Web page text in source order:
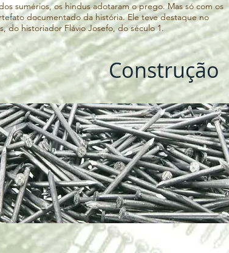
sumérios, os hindus adotaram o prego. Mas só com os
documentado da história. Ele teve destaque no
do historiador Flávio Josefo, do século 1.
(em 70 d.C.), Josefo diz que os soldados romanos,
judeus nas cruzes em diversas posições, rindo-se
os cientistas se vem daí a ideia de que Jesus foi
nela, “mas isso se trata de outra história”.
para diversas finalidades em Roma. Tachas já eram
antes da Era Cristã, para a fabricação de botas e
na construção de casas, barris e caixões.
descrita pelo historiador Plínio, o Velho, no século 1, um
de que a pessoa morta não seria visitada por maus
tendo uma introdução tardia para ser utilizado usado
pouco abundante, era direcionado para a fabricação de
17, a construção de casas era realizada com madeira
e desta forma não necessitaria de um sistema de
Construção